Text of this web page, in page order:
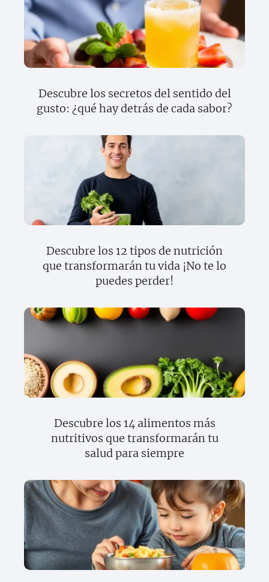
Descubre los secretos del sentido del
gusto: ¿qué hay detrás de cada sabor?
Descubre los 12 tipos de nutrición
que transformarán tu vida ¡No te lo
puedes perder!
Descubre los 14 alimentos más
nutritivos que transformarán tu
salud para siempre